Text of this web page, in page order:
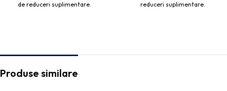
de reduceri suplimentare.
reduceri suplimentare.
Produse similare